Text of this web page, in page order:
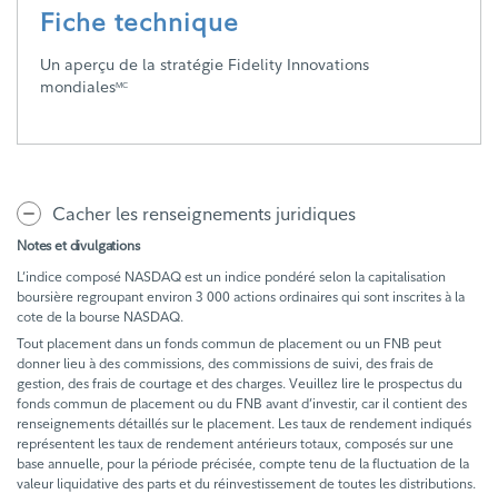
Fiche technique
Un aperçu de la stratégie Fidelity Innovations
mondialesMC
Cacher les renseignements juridiques
Notes et divulgations
L’indice composé NASDAQ est un indice pondéré selon la capitalisation
boursière regroupant environ 3 000 actions ordinaires qui sont inscrites à la
cote de la bourse NASDAQ.
Tout placement dans un fonds commun de placement ou un FNB peut
donner lieu à des commissions, des commissions de suivi, des frais de
gestion, des frais de courtage et des charges. Veuillez lire le prospectus du
fonds commun de placement ou du FNB avant d’investir, car il contient des
renseignements détaillés sur le placement. Les taux de rendement indiqués
représentent les taux de rendement antérieurs totaux, composés sur une
base annuelle, pour la période précisée, compte tenu de la fluctuation de la
valeur liquidative des parts et du réinvestissement de toutes les distributions.